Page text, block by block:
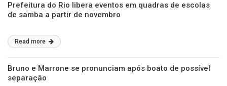
Prefeitura do Rio libera eventos em quadras de escolas
de samba a partir de novembro
Read more
Bruno e Marrone se pronunciam após boato de possível
separação